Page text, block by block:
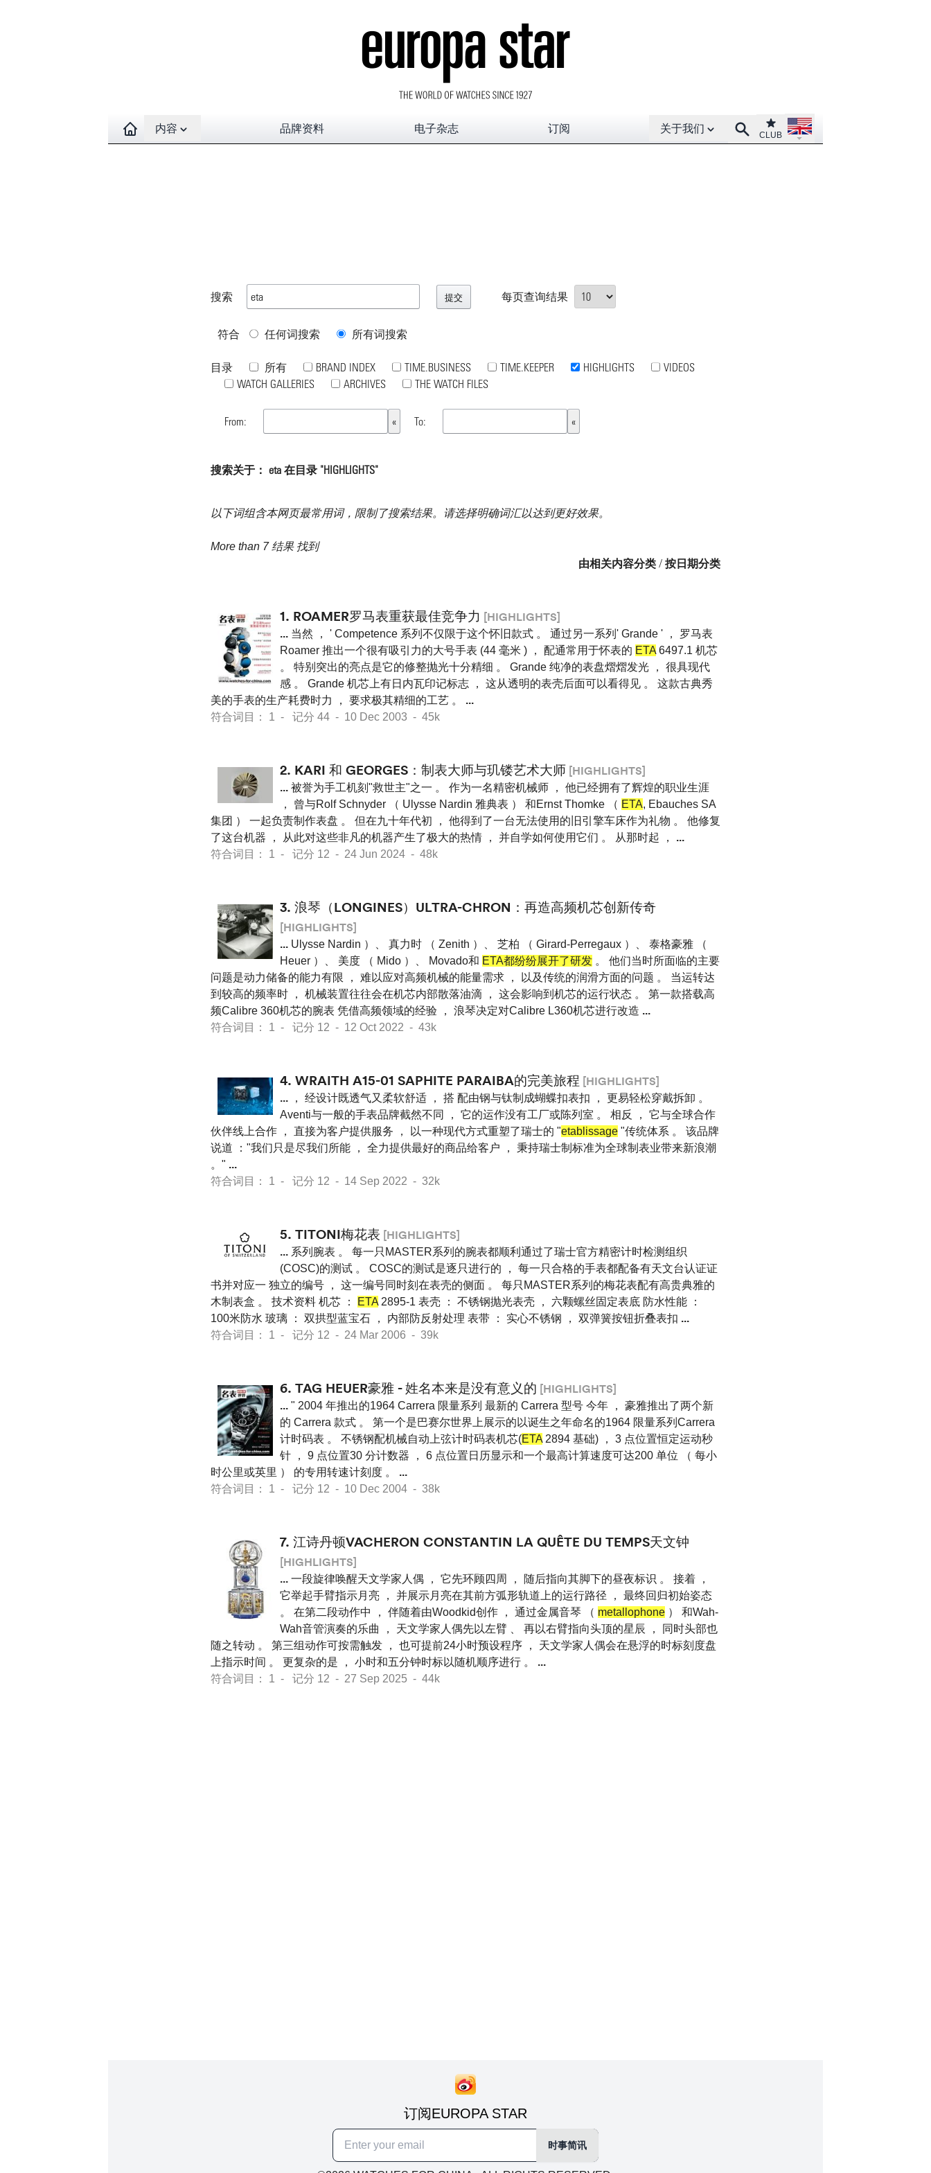
Open contents menu
内容 品牌资料 电子杂志 订阅
Open About menu
关于我们 SearchClub
CLUB
Open language menu
搜索 每页查询结果
符合 任何词搜索 所有词搜索
目录 所有 BRAND INDEX TIME.BUSINESS TIME.KEEPER HIGHLIGHTS
VIDEOS
WATCH GALLERIES
ARCHIVES THE WATCH FILES
From: To:
搜索关于： eta 在目录 "HIGHLIGHTS"
以下词组含本网页最常用词，限制了搜索结果。请选择明确词汇以达到更好效果。
More than 7 结果 找到
由相关内容分类 / 按日期分类
1. ROAMER罗马表重获最佳竞争力 [HIGHLIGHTS]
... 当然 ， ' Competence 系列不仅限于这个怀旧款式 。 通过另一系列' Grande ' ， 罗马表
Roamer 推出一个很有吸引力的大号手表 (44 毫米 ) ， 配通常用于怀表的 ETA 6497.1 机芯
。 特别突出的亮点是它的修整抛光十分精细 。 Grande 纯净的表盘熠熠发光 ， 很具现代
感 。 Grande 机芯上有日内瓦印记标志 ， 这从透明的表壳后面可以看得见 。 这款古典秀
美的手表的生产耗费时力 ， 要求极其精细的工艺 。 ...
符合词目： 1 - 记分 44 - 10 Dec 2003 - 45k
2. KARI 和 GEORGES：制表大师与玑镂艺术大师 [HIGHLIGHTS]
... 被誉为手工机刻"救世主"之一 。 作为一名精密机械师 ， 他已经拥有了辉煌的职业生涯
， 曾与Rolf Schnyder （ Ulysse Nardin 雅典表 ） 和Ernst Thomke （ ETA, Ebauches SA
集团 ） 一起负责制作表盘 。 但在九十年代初 ， 他得到了一台无法使用的旧引擎车床作为礼物 。 他修复
了这台机器 ， 从此对这些非凡的机器产生了极大的热情 ， 并自学如何使用它们 。 从那时起 ， ...
符合词目： 1 - 记分 12 - 24 Jun 2024 - 48k
3. 浪琴（LONGINES）ULTRA-CHRON：再造高频机芯创新传奇
[HIGHLIGHTS]
... Ulysse Nardin ）、 真力时 （ Zenith ）、 芝柏 （ Girard-Perregaux ）、 泰格豪雅 （
Heuer ）、 美度 （ Mido ）、 Movado和 ETA都纷纷展开了研发 。 他们当时所面临的主要
问题是动力储备的能力有限 ， 难以应对高频机械的能量需求 ， 以及传统的润滑方面的问题 。 当运转达
到较高的频率时 ， 机械装置往往会在机芯内部散落油滴 ， 这会影响到机芯的运行状态 。 第一款搭载高
频Calibre 360机芯的腕表 凭借高频领域的经验 ， 浪琴决定对Calibre L360机芯进行改造 ...
符合词目： 1 - 记分 12 - 12 Oct 2022 - 43k
4. WRAITH A15-01 SAPHITE PARAIBA的完美旅程 [HIGHLIGHTS]
... ， 经设计既透气又柔软舒适 ， 搭 配由钢与钛制成蝴蝶扣表扣 ， 更易轻松穿戴拆卸 。
Aventi与一般的手表品牌截然不同 ， 它的运作没有工厂或陈列室 。 相反 ， 它与全球合作
伙伴线上合作 ， 直接为客户提供服务 ， 以一种现代方式重塑了瑞士的 "etablissage "传统体系 。 该品牌
说道 ："我们只是尽我们所能 ， 全力提供最好的商品给客户 ， 秉持瑞士制标准为全球制表业带来新浪潮
。" ...
符合词目： 1 - 记分 12 - 14 Sep 2022 - 32k
5. TITONI梅花表 [HIGHLIGHTS]
... 系列腕表 。 每一只MASTER系列的腕表都顺利通过了瑞士官方精密计时检测组织
(COSC)的测试 。 COSC的测试是逐只进行的 ， 每一只合格的手表都配备有天文台认证证
书并对应一 独立的编号 ， 这一编号同时刻在表壳的侧面 。 每只MASTER系列的梅花表配有高贵典雅的
木制表盒 。 技术资料 机芯 ：
ETA 2895-1 表壳 ： 不锈钢抛光表壳 ， 六颗螺丝固定表底 防水性能 ：
100米防水 玻璃 ： 双拱型蓝宝石 ， 内部防反射处理 表带 ： 实心不锈钢 ， 双弹簧按钮折叠表扣 ...
符合词目： 1 - 记分 12 - 24 Mar 2006 - 39k
6. TAG HEUER豪雅 - 姓名本来是没有意义的 [HIGHLIGHTS]
... " 2004 年推出的1964 Carrera 限量系列 最新的 Carrera 型号 今年 ， 豪雅推出了两个新
的 Carrera 款式 。 第一个是巴赛尔世界上展示的以诞生之年命名的1964 限量系列Carrera
计时码表 。 不锈钢配机械自动上弦计时码表机芯(ETA 2894 基础) ， 3 点位置恒定运动秒
针 ， 9 点位置30 分计数器 ， 6 点位置日历显示和一个最高计算速度可达200 单位 （ 每小
时公里或英里 ） 的专用转速计刻度 。 ...
符合词目： 1 - 记分 12 - 10 Dec 2004 - 38k
7. 江诗丹顿VACHERON CONSTANTIN LA QUÊTE DU TEMPS天文钟
[HIGHLIGHTS]
... 一段旋律唤醒天文学家人偶 ， 它先环顾四周 ， 随后指向其脚下的昼夜标识 。 接着 ，
它举起手臂指示月亮 ， 并展示月亮在其前方弧形轨道上的运行路径 ， 最终回归初始姿态
。 在第二段动作中 ， 伴随着由Woodkid创作 ， 通过金属音琴 （ metallophone ） 和Wah-
Wah音管演奏的乐曲 ， 天文学家人偶先以左臂 、 再以右臂指向头顶的星辰 ， 同时头部也
随之转动 。 第三组动作可按需触发 ， 也可提前24小时预设程序 ， 天文学家人偶会在悬浮的时标刻度盘
上指示时间 。 更复杂的是 ， 小时和五分钟时标以随机顺序进行 。 ...
符合词目： 1 - 记分 12 - 27 Sep 2025 - 44k
订阅EUROPA STAR
时事简讯